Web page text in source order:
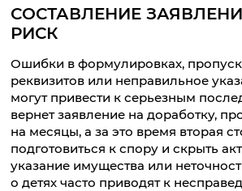
СОСТАВЛЕНИЕ
РИСК
Ошибки в формулировках,
реквизитов или неправильное
могут привести к серьезным
вернет заявление на доработку,
на месяцы, а за это время вторая
подготовиться к спору и скрыть
указание имущества или
о детях часто приводят к